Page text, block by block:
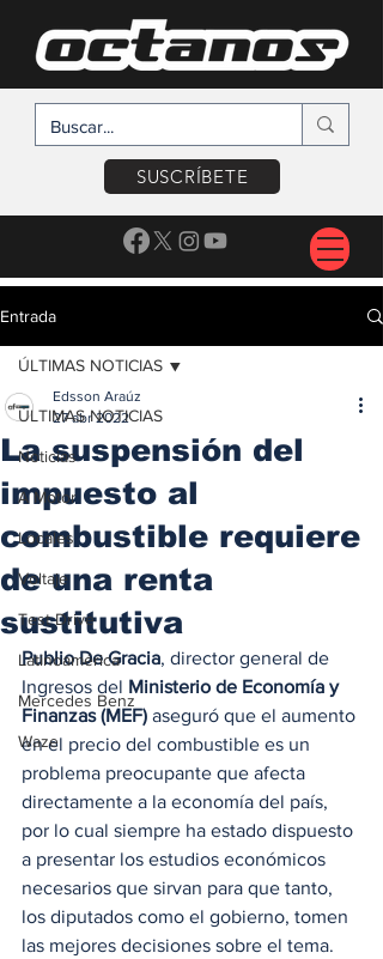
SUSCRÍBETE
Entrada
ÚLTIMAS NOTICIAS
Noticias
A Motor
Locales
Voltaje
Test Drive
Latinoamérica
Mercedes Benz
Waze
ÚLTIMAS NOTICIAS
La suspensión del
impuesto al
combustible requiere
de una renta
sustitutiva
Edsson Araúz
27 abr 2022
Publio De Gracia, director general de
Ingresos del Ministerio de Economía y
Finanzas (MEF) aseguró que el aumento
en el precio del combustible es un
problema preocupante que afecta
directamente a la economía del país,
por lo cual siempre ha estado dispuesto
a presentar los estudios económicos
necesarios que sirvan para que tanto,
los diputados como el gobierno, tomen
las mejores decisiones sobre el tema.